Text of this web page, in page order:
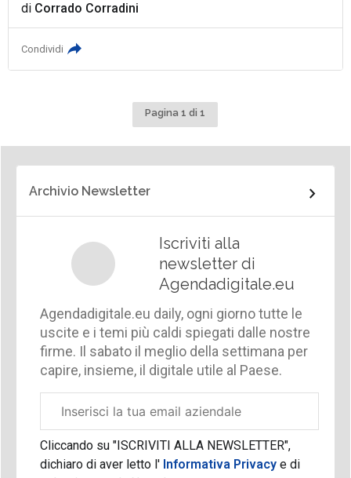
di Corrado Corradini
Condividi
Pagina 1 di 1
Archivio Newsletter
Iscriviti alla
newsletter di
Agendadigitale.eu
Agendadigitale.eu daily, ogni giorno tutte le
uscite e i temi più caldi spiegati dalle nostre
firme. Il sabato il meglio della settimana per
capire, insieme, il digitale utile al Paese.
aziendale
Cliccando su "ISCRIVITI ALLA NEWSLETTER",
dichiaro di aver letto l'Informativa Privacy e di